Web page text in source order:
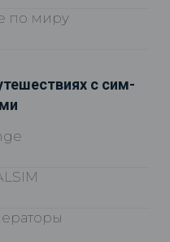
по миру
с сим-